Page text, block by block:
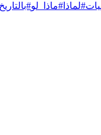
#لماذا #ماذا_لو#بالتاريخ